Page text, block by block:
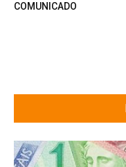
COMUNICADO